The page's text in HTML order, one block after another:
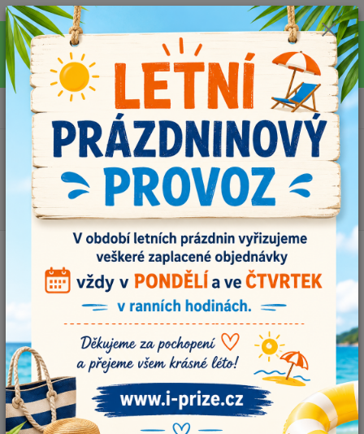
Pro rychlejší vyřízení Vašich dotazů, využijte během letních prázdnin náš
email info@i-prize.cz. Děkujeme. !!! POZOR ZMĚNA !!! V PONDĚLÍ 10.8.
NEVYŘIZUJEME ŽÁDNÉ OBJEDNÁVKY, ODESÍLAT BUDEME V ÚTERÝ
11.8. DĚKUJEME ZA POCHOPENÍ!
Menu
Hledat
+420704179566 0ks
za0,00 Kč
Alize Diva 168, světle šedá
Alize Diva 168, světle šedá
Alize